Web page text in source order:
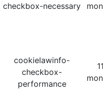
checkbox-necessary
cookielawinfo-
checkbox-
performance
11